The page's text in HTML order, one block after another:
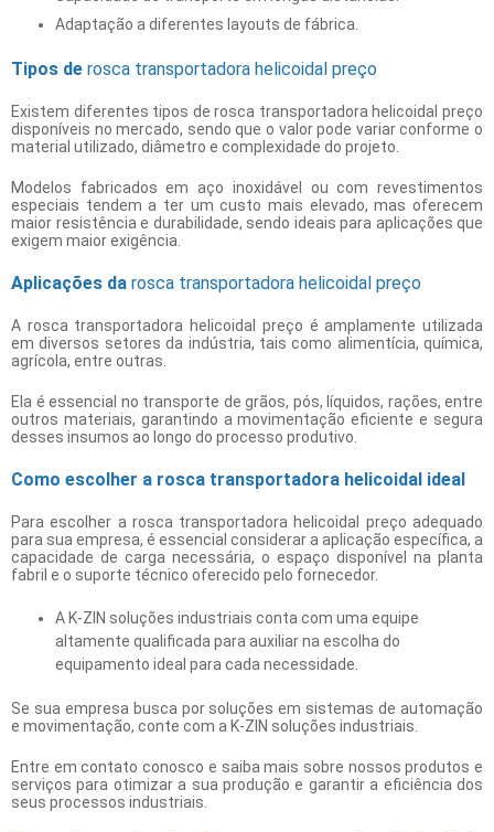
Adaptação a diferentes layouts de fábrica.
Tipos de rosca transportadora helicoidal preço
Existem diferentes tipos derosca transportadora helicoidal preço
disponíveis no mercado, sendo que o valor pode variar conforme o
material utilizado, diâmetro e complexidade do projeto.
Modelos fabricados em aço inoxidável ou com revestimentos
especiais tendem a ter um custo mais elevado, mas oferecem
maior resistência e durabilidade, sendo ideais para aplicações que
exigem maior exigência.
Aplicações da rosca transportadora helicoidal preço
A rosca transportadora helicoidal preço é amplamente utilizada
em diversos setores da indústria, tais como alimentícia, química,
agrícola, entre outras.
Ela é essencial no transporte de grãos, pós, líquidos, rações, entre
outros materiais, garantindo a movimentação eficiente e segura
desses insumos ao longo do processo produtivo.
Como escolher a rosca transportadora helicoidal ideal
Para escolher a rosca transportadora helicoidal preço adequado
para sua empresa, é essencial considerar a aplicação específica, a
capacidade de carga necessária, o espaço disponível na planta
fabril e o suporte técnico oferecido pelo fornecedor.
A K-ZIN soluções industriais conta com uma equipe
altamente qualificada para auxiliar na escolha do
equipamento ideal para cada necessidade.
Se sua empresa busca por soluções em sistemas de automação
e movimentação, conte com a K-ZIN soluções industriais.
Entre em contato conosco e saiba mais sobre nossos produtos e
serviços para otimizar a sua produção e garantir a eficiência dos
seus processos industriais.